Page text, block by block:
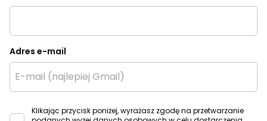
Adres e-mail
Klikając przycisk poniżej, wyrażasz zgodę na przetwarzanie